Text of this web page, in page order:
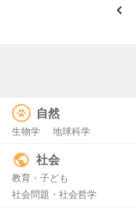
<
自然
生物学 地球科学
社会
教育・子ども
社会問題・社会哲学